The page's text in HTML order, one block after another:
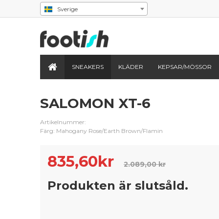
Sverige
SNEAKERS KLÄDER KEPSAR/MÖSSOR
SALOMON XT-6
Artikelnummer:
Färg: Mahogany Rose/Earth Brown/Flamin
835,60kr 2.089,00 kr
Produkten är slutsåld.